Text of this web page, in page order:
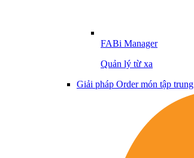
FABi Manager
Quản lý từ xa
Giải pháp Order món tập trung